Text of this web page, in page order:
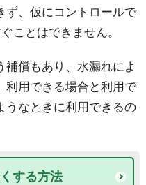
ず、仮にコントロールで
ことはできません。
償もあり、水漏れによ
利用できる場合と利用で
うなときに利用できるの
する方法